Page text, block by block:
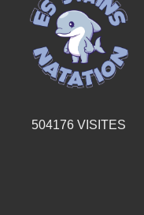
504176 VISITES